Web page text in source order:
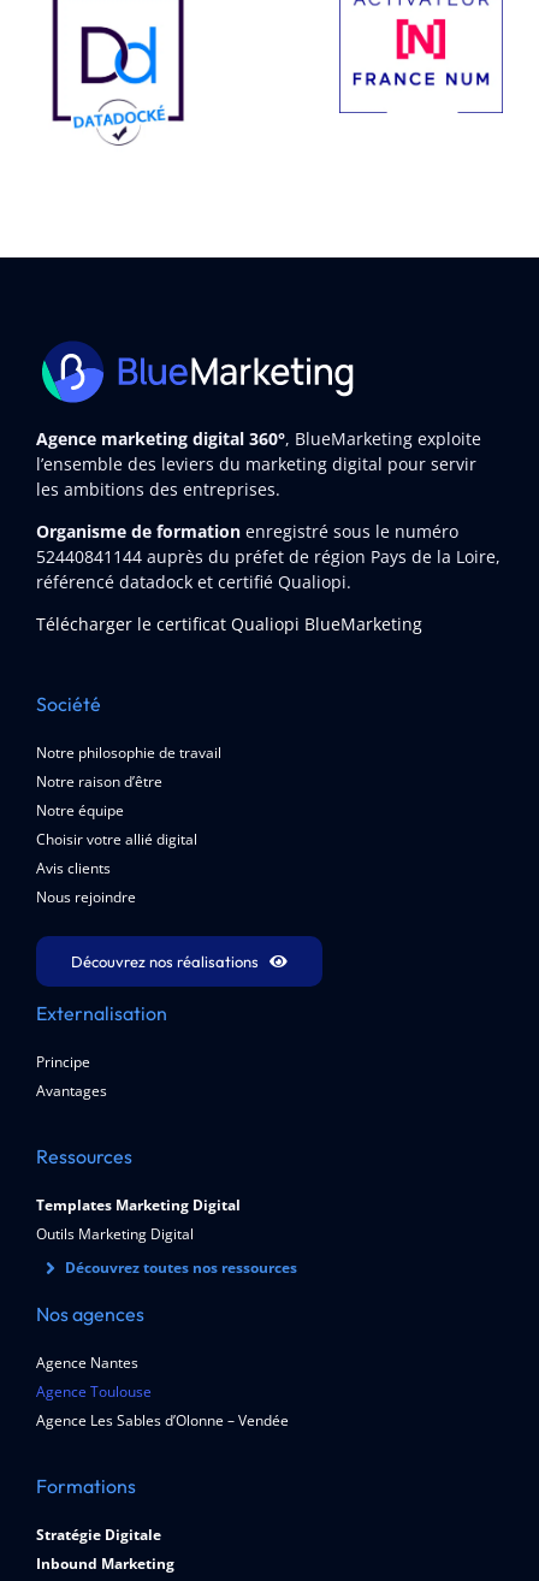
Agence marketing digital 360°, BlueMarketing exploite
l’ensemble des leviers du marketing digital pour servir
les ambitions des entreprises.
Organisme de formation enregistré sous le numéro
52440841144auprès du préfet de région Pays de la Loire,
référencé datadock et certifié Qualiopi.
Télécharger le certificat Qualiopi BlueMarketing
Société
Notre philosophie de travail
Notre raison d’être
Notre équipe
Choisir votre allié digital
Avis clients
Nous rejoindre
Découvrez nos réalisations
Externalisation
Principe
Avantages
Ressources
Templates Marketing Digital
Outils Marketing Digital
Découvrez toutes nos ressources
Nos agences
Agence Nantes
Agence Toulouse
Agence Les Sables d’Olonne – Vendée
Formations
Stratégie Digitale
Inbound Marketing